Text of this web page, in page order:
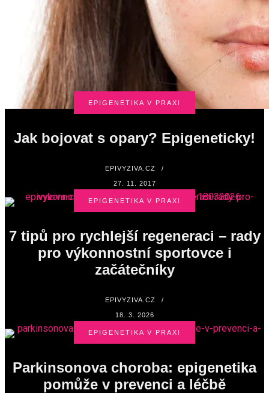
EPIGENETIKA V PRAXI
Jak bojovat s opary? Epigeneticky!
EPIVYZIVA.CZ /
27. 11. 2017
EPIGENETIKA V PRAXI
7 tipů pro rychlejší regeneraci – rady
pro výkonnostní sportovce i
začátečníky
EPIVYZIVA.CZ /
18. 3. 2026
EPIGENETIKA V PRAXI
Parkinsonova choroba: epigenetika
pomůže v prevenci a léčbě